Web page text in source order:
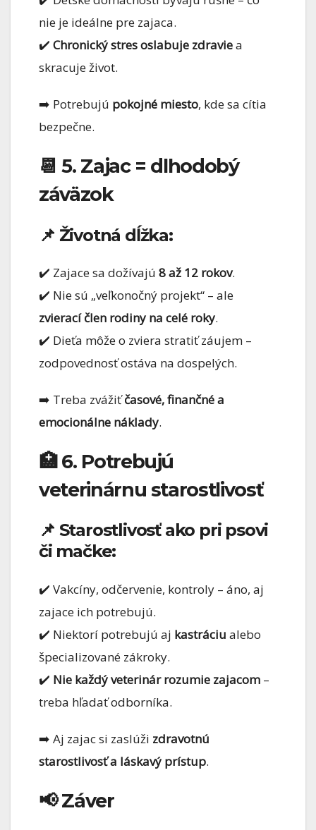
nie je ideálne pre zajaca.
✔️ Chronický stres oslabuje zdraviea
skracuje život.
➡️ Potrebujú pokojné miesto, kde sa cítia
bezpečne.
📆 5. Zajac = dlhodobý
záväzok
📌 Životná dĺžka:
✔️ Zajace sa dožívajú 8 až 12 rokov.
✔️ Nie sú „veľkonočný projekt“ – ale
zvierací člen rodiny na celé roky.
✔️ Dieťa môže o zviera stratiť záujem –
zodpovednosť ostáva na dospelých.
➡️ Treba zvážiťčasové, finančné a
emocionálne náklady.
🏥 6. Potrebujú
veterinárnu starostlivosť
📌 Starostlivosť ako pri psovi
či mačke:
✔️ Vakcíny, odčervenie, kontroly – áno, aj
zajace ich potrebujú.
✔️ Niektorí potrebujú aj kastráciu alebo
špecializované zákroky.
✔️ Nie každý veterinár rozumie zajacom –
treba hľadať odborníka.
➡️ Aj zajac si zaslúži zdravotnú
starostlivosť a láskavý prístup.
📢 Záver